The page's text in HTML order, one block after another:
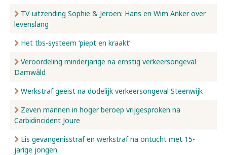
TV-uitzending Sophie & Jeroen: Hans en Wim Anker over
levenslang
Het tbs-systeem ‘piept en kraakt’
Veroordeling minderjarige na ernstig verkeersongeval
Damwâld
Werkstraf geëist na dodelijk verkeersongeval Steenwijk
Zeven mannen in hoger beroep vrijgesproken na
Carbidincident Joure
Eis gevangenisstraf en werkstraf na ontucht met 15-
jarige jongen